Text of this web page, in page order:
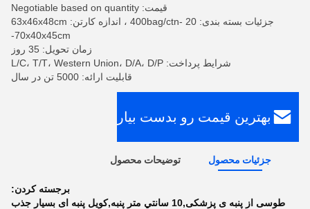
قیمت: Negotiable based on quantity
جزئیات بسته بندی: 20 -400bag/ctn ، اندازه کارتن: 63x46x48cm
-70x40x45cm
زمان تحویل: 35 روز
شرایط پرداخت: L/C، T/T، Western Union، D/A، D/P
قابلیت ارائه: 5000 تن در سال
بهترین قیمت رو بدست بیار
جزئیات محصول توضیحات محصول
برجسته کردن:
طوسی از پنبه ی پزشکی,10 سانتي متر پنبه,کویل پنبه ای بسیار جذب